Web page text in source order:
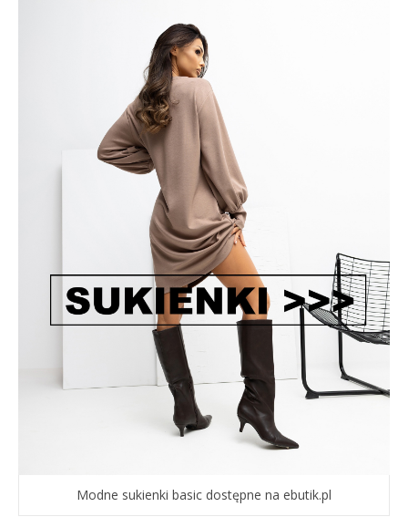
Modne sukienki basic dostępne na ebutik.pl